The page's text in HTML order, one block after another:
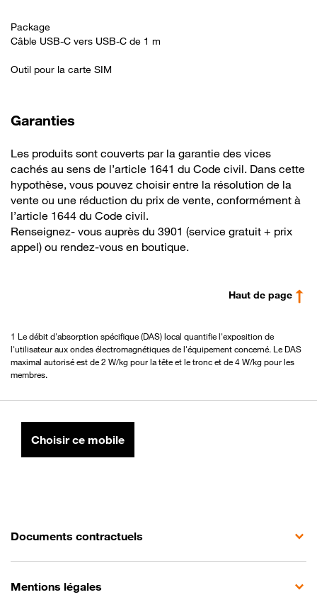
Package
Câble USB-C vers USB-C de 1 m
Outil pour la carte SIM
Garanties
Description
Les produits sont couverts par la garantie des vices
cachés au sens de l’article 1641 du Code civil. Dans cette
hypothèse, vous pouvez choisir entre la résolution de la
vente ou une réduction du prix de vente, conformément à
l’article 1644 du Code civil.
Renseignez- vous auprès du 3901 (service gratuit + prix
appel) ou rendez-vous en boutique.
Haut de page
1 Le débit d'absorption spécifique (DAS) local quantifie l'exposition de
l'utilisateur aux ondes électromagnétiques de l'équipement concerné. Le DAS
maximal autorisé est de 2 W/kg pour la tête et le tronc et de 4 W/kg pour les
membres.
Choisir ce mobile
Documents contractuels
Mentions légales